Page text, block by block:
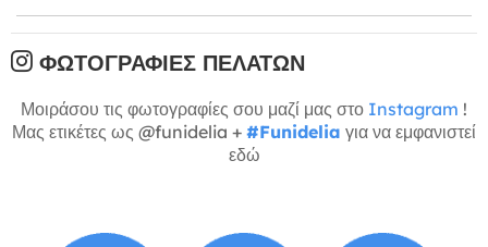
ΦΩΤΟΓΡΑΦΊΕΣ ΠΕΛΑΤΏΝ
Μοιράσου τις φωτογραφίες σου μαζί μας στο Instagram !
Μας ετικέτες ως @funidelia + #Funidelia για να εμφανιστεί
εδώ